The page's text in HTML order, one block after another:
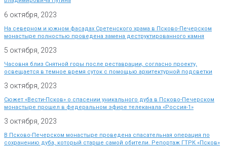
6 октября, 2023
На северном и южном фасадах Сретенского храма в Псково-Печерском
монастыре полностью проведена замена деструктированного камня
5 октября, 2023
Часовня близ Снятной горы после реставрации, согласно проекту,
освещается в темное время суток с помощью архитектурной подсветки
3 октября, 2023
Сюжет «Вести-Псков» о спасении уникального дуба в Псково-Печерском
монастыре прошел в федеральном эфире телеканала «Россия-1»
3 октября, 2023
В Псково-Печерском монастыре проведена спасательная операция по
сохранению дуба, который старше самой обители. Репортаж ГТРК «Псков»